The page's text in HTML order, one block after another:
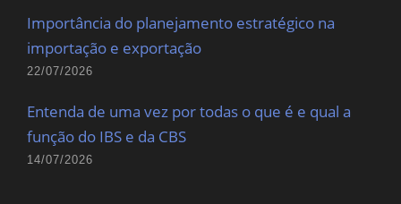
Importância do planejamento estratégico na
importação e exportação
22/07/2026
Entenda de uma vez por todas o que é e qual a
função do IBS e da CBS
14/07/2026